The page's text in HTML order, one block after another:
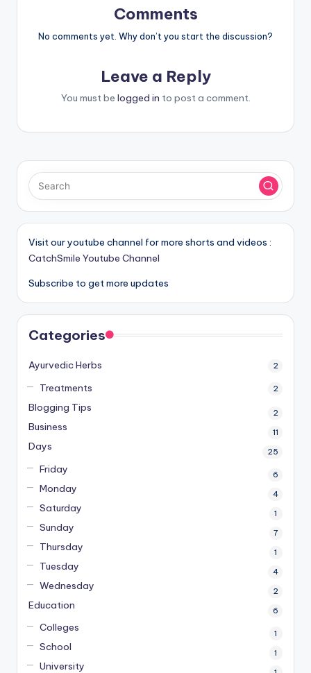
Comments
No comments yet. Why don’t you start the discussion?
Leave a Reply
You must be logged in to post a comment.
Visit our youtube channel for more shorts and videos :
CatchSmile Youtube Channel
Subscribe to get more updates
Categories
Ayurvedic Herbs 2
Treatments 2
Blogging Tips 2
Business 11
Days 25
Friday 6
Monday 4
Saturday 1
Sunday 7
Thursday 1
Tuesday 4
Wednesday 2
Education 6
Colleges 1
School 1
University